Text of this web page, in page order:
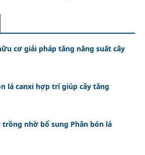
cơ giải pháp tăng năng suất cây
lá canxi hợp trí giúp cây tăng
trồng nhờ bổ sung Phân bón lá